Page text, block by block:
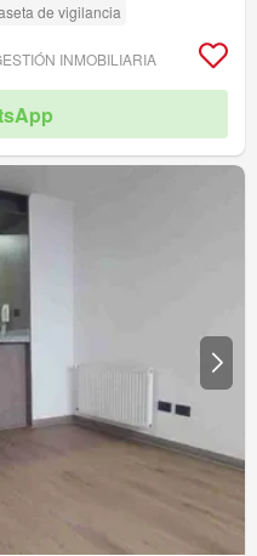
de vigilancia
INMOBILIARIA